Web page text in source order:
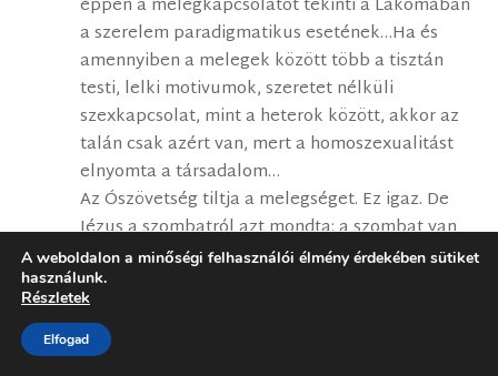
éppen a melegkapcsolatot tekinti a Lakomában
a szerelem paradigmatikus esetének…Ha és
amennyiben a melegek között több a tisztán
testi, lelki motivumok, szeretet nélküli
szexkapcsolat, mint a heterok között, akkor az
talán csak azért van, mert a homoszexualitást
elnyomta a társadalom…
Az Ószövetség tiltja a melegséget. Ez igaz. De
Jézus a szombatról azt mondta: a szombat van
az emberért, és nem az ember a szombatért.
Jézus a válásról azt mondta: Mózes a ti
keményszívűségtek miatt engedte meg, hogy
elbocsássátok a ti feleségeteket… Jézus egész
A weboldalon a minőségi felhasználói élmény érdekében sütiket
használunk.
Részletek
Elfogad